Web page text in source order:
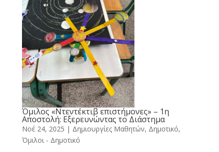
Όμιλος «Ντεντέκτιβ επιστήμονες» – 1η
Αποστολή: Εξερευνώντας το Διάστημα
Νοέ 24, 2025 | Δημιουργίες Μαθητών, Δημοτικό,
Όμιλοι - Δημοτικό